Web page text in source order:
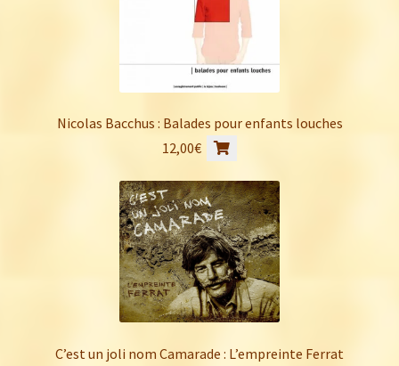
Nicolas Bacchus : Balades pour enfants louches
12,00€
C’est un joli nom Camarade : L’empreinte Ferrat